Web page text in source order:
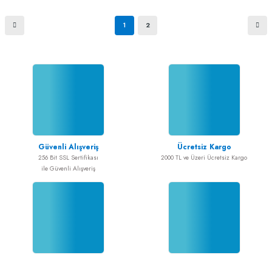
1 2
Güvenli Alışveriş
256 Bit SSL Sertifikası
ile Güvenli Alışveriş
Ücretsiz Kargo
2000 TL ve Üzeri Ücretsiz Kargo